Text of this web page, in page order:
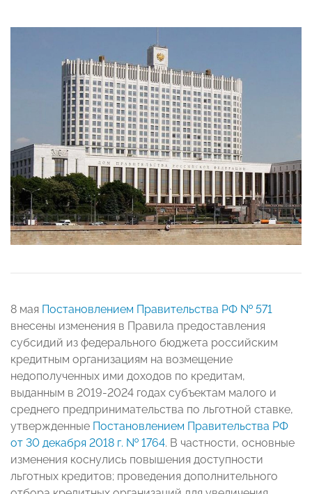
8 мая Постановлением Правительства РФ № 571
внесены изменения в Правила предоставления
субсидий из федерального бюджета российским
кредитным организациям на возмещение
недополученных ими доходов по кредитам,
выданным в 2019-2024 годах субъектам малого и
среднего предпринимательства по льготной ставке,
утвержденные Постановлением Правительства РФ
от 30 декабря 2018 г. № 1764. В частности, основные
изменения коснулись повышения доступности
льготных кредитов; проведения дополнительного